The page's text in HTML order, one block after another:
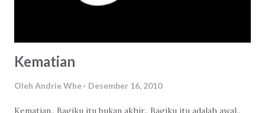
Kematian
Oleh Andrie Whe Desember 16, 2010
Kematian.. Bagiku itu bukan akhir.. Bagiku itu adalah awal..